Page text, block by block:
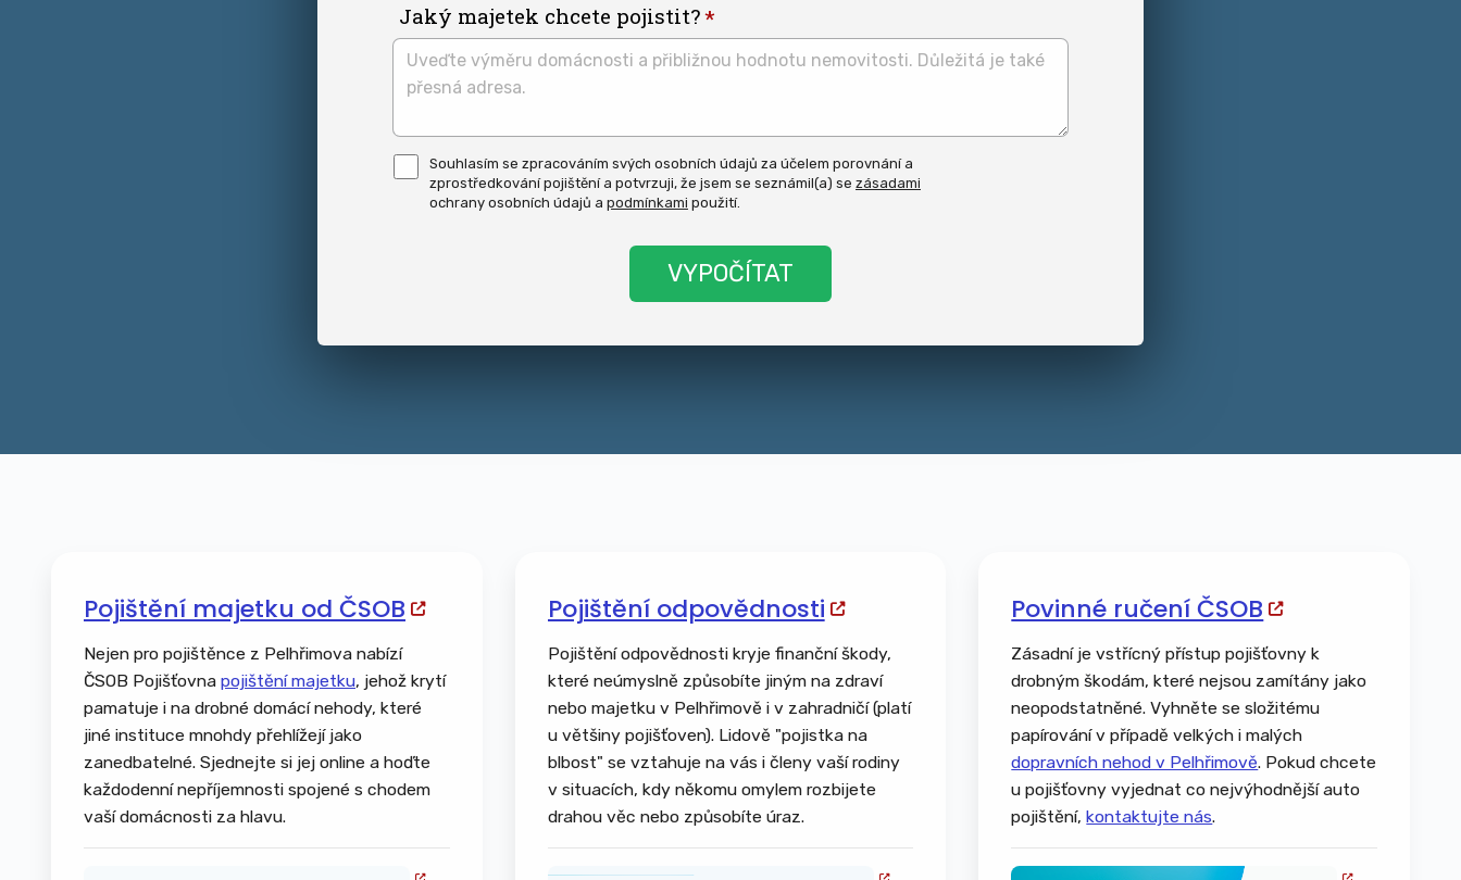
Jaký majetek chcete pojistit?
Pro
odeslání
musite
odsouhlasit
Souhlasím se zpracováním svých osobních údajů za účelem porovnání a
zprostředkování pojištění a potvrzuji, že jsem se seznámil(a) se zásadami
ochrany osobních údajů a podmínkami použití.
Pojištění majetku od ČSOB
Nejen pro pojištěnce z Pelhřimova nabízí
ČSOB Pojišťovna pojištění majetku, jehož krytí
pamatuje i na drobné domácí nehody, které
jiné instituce mnohdy přehlížejí jako
zanedbatelné. Sjednejte si jej online a hoďte
každodenní nepříjemnosti spojené s chodem
vaší domácnosti za hlavu.
Pojištění odpovědnosti
Pojištění odpovědnosti kryje finanční škody,
které neúmyslně způsobíte jiným na zdraví
nebo majetku v Pelhřimově i v zahradničí (platí
u většiny pojišťoven). Lidově "pojistka na
blbost" se vztahuje na vás i členy vaší rodiny
v situacích, kdy někomu omylem rozbijete
drahou věc nebo způsobíte úraz.
Povinné ručení ČSOB
Zásadní je vstřícný přístup pojišťovny k
drobným škodám, které nejsou zamítány jako
neopodstatněné. Vyhněte se složitému
papírování v případě velkých i malých
dopravních nehod v Pelhřimově. Pokud chcete
u pojišťovny vyjednat co nejvýhodnější auto
pojištění,kontaktujte nás.